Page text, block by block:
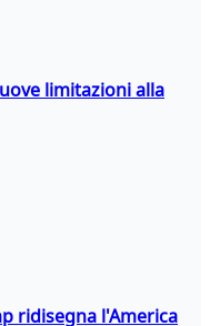
limitazioni alla
ridisegna l'America